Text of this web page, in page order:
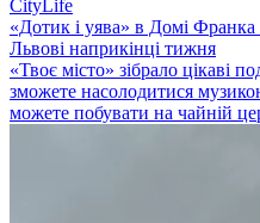
CityLife
«Дотик і уява» в Домі
Львові наприкінці тижня
«Твоє місто» зібрало цікаві
зможете насолодитися
можете побувати на чайній